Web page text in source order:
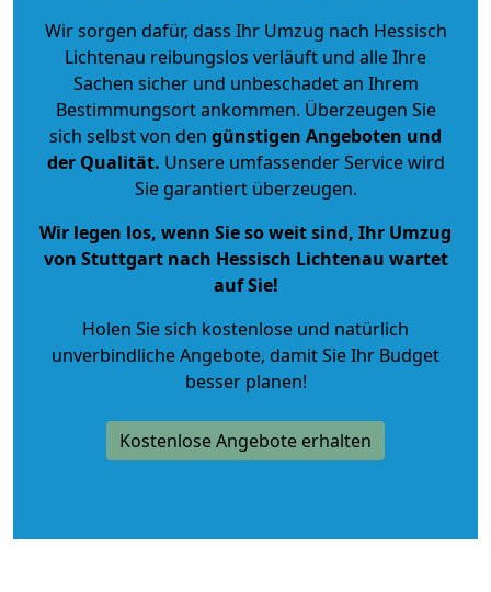
Wir sorgen dafür, dass Ihr Umzug nach Hessisch
Lichtenau reibungslos verläuft und alle Ihre
Sachen sicher und unbeschadet an Ihrem
Bestimmungsort ankommen. Überzeugen Sie
sich selbst von den günstigen Angeboten und
der Qualität. Unsere umfassender Service wird
Sie garantiert überzeugen.
Wir legen los, wenn Sie so weit sind, Ihr Umzug
von Stuttgart nach Hessisch Lichtenau wartet
auf Sie!
Holen Sie sich kostenlose und natürlich
unverbindliche Angebote, damit Sie Ihr Budget
besser planen!
Kostenlose Angebote erhalten